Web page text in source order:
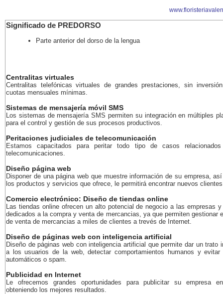
Significado de PREDORSO
Parte anterior del dorso de la lengua
Centralitas virtuales
Centralitas telefónicas virtuales de grandes prestaciones, sin
cuotas mensuales mínimas.
Sistemas de mensajería móvil SMS
Los sistemas de mensajería SMS permiten su integración en múltiples
para el control y gestión de sus procesos productivos.
Peritaciones judiciales de telecomunicación
Estamos capacitados para peritar todo tipo de casos
telecomunicaciones.
Diseño página web
Disponer de una página web que muestre información de su empresa,
los productos y servicios que ofrece, le permitirá encontrar nuevos
Comercio electrónico: Diseño de tiendas online
Las tiendas online ofrecen un alto potencial de negocio a las empresas
dedicados a la compra y venta de mercancias, ya que permiten gestionar
de venta de mercancias a miles de clientes a trevés de Internet.
Diseño de páginas web con inteligencia artificial
Diseño de páginas web con inteligencia artificial que permite dar un trato
a los usuarios de la web, detectar comportamientos humanos y evitar
automáticos o spam.
Publicidad en Internet
Le ofrecemos grandes oportunidades para publicitar su empresa
obteniendo los mejores resultados.